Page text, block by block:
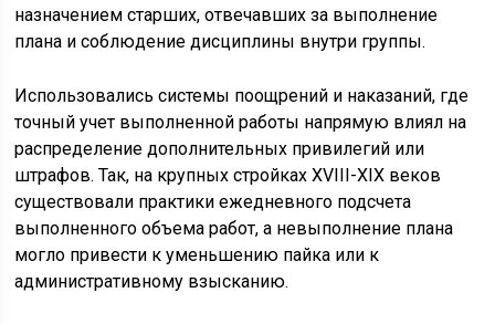
назначением старших, отвечавших за выполнение
плана и соблюдение дисциплины внутри группы.
Использовались системы поощрений и наказаний, где
точный учет выполненной работы напрямую влиял на
распределение дополнительных привилегий или
штрафов. Так, на крупных стройках XVIII-XIX веков
существовали практики ежедневного подсчета
выполненного объема работ, а невыполнение плана
могло привести к уменьшению пайка или к
административному взысканию.